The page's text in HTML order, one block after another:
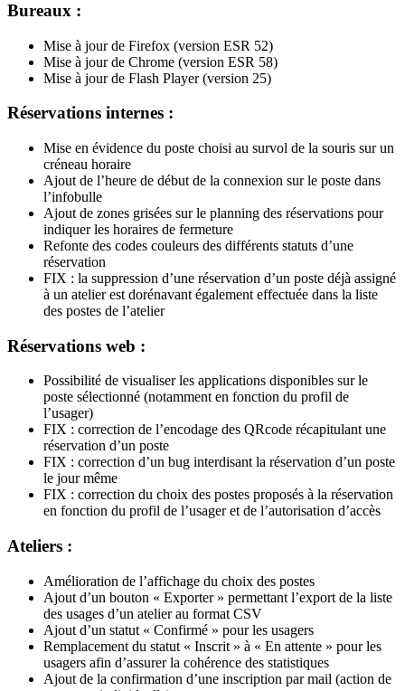
Bureaux :
Mise à jour de Firefox (version ESR 52)
Mise à jour de Chrome (version ESR 58)
Mise à jour de Flash Player (version 25)
Réservations internes :
Mise en évidence du poste choisi au survol de la souris sur un
créneau horaire
Ajout de l’heure de début de la connexion sur le poste dans
l’infobulle
Ajout de zones grisées sur le planning des réservations pour
indiquer les horaires de fermeture
Refonte des codes couleurs des différents statuts d’une
réservation
FIX : la suppression d’une réservation d’un poste déjà assigné
à un atelier est dorénavant également effectuée dans la liste
des postes de l’atelier
Réservations web :
Possibilité de visualiser les applications disponibles sur le
poste sélectionné (notamment en fonction du profil de
l’usager)
FIX : correction de l’encodage des QRcode récapitulant une
réservation d’un poste
FIX : correction d’un bug interdisant la réservation d’un poste
le jour même
FIX : correction du choix des postes proposés à la réservation
en fonction du profil de l’usager et de l’autorisation d’accès
Ateliers :
Amélioration de l’affichage du choix des postes
Ajout d’un bouton « Exporter » permettant l’export de la liste
des usages d’un atelier au format CSV
Ajout d’un statut « Confirmé » pour les usagers
Remplacement du statut « Inscrit » à « En attente » pour les
usagers afin d’assurer la cohérence des statistiques
Ajout de la confirmation d’une inscription par mail (action de